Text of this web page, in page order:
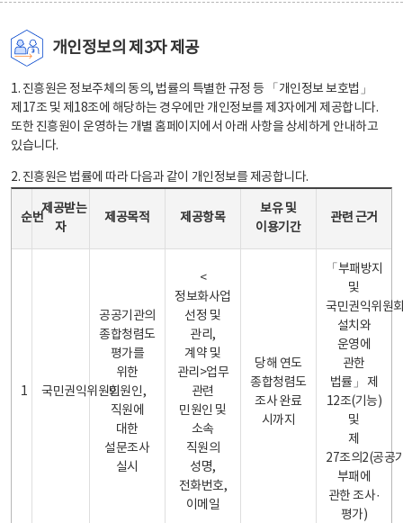
개인정보의 제3자 제공
1. 진흥원은 정보주체의 동의, 법률의 특별한 규정 등 「개인정보 보호법」
제17조 및 제18조에 해당하는 경우에만 개인정보를 제3자에게 제공합니다.
또한 진흥원이 운영하는 개별 홈페이지에서 아래 사항을 상세하게 안내하고
있습니다.
2. 진흥원은 법률에 따라 다음과 같이 개인정보를 제공합니다.
순번
제공받는
자
제공목적 제공항목
보유 및
이용기간
관련 근거
1 국민권익위원회
공공기관의
종합청렴도
평가를
위한
민원인,
직원에
대한
설문조사
실시
<
정보화사업
선정 및
관리,
계약 및
관리>업무
관련
민원인 및
소속
직원의
성명,
전화번호,
이메일
당해 연도
종합청렴도
조사 완료
시까지
「부패방지
및
국민권익위원
설치와
운영에
관한
법률」 제
12조(기능)
및
제
27조의2(공공
부패에
관한 조사·
평가)